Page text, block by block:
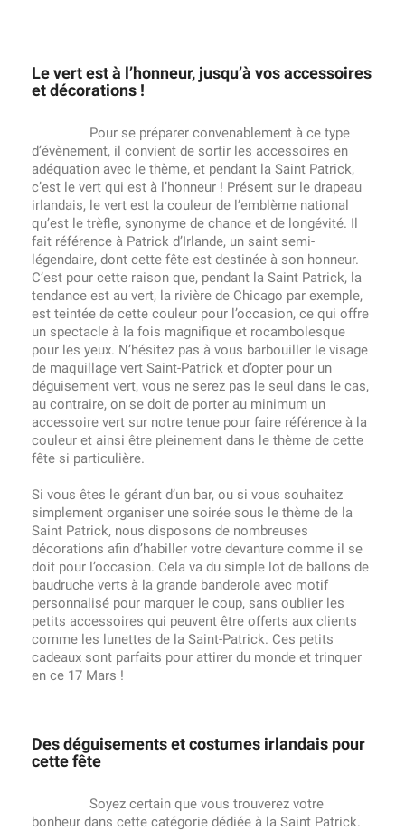
Le vert est à l’honneur, jusqu’à vos accessoires
et décorations !
Pour se préparer convenablement à ce type
d’évènement, il convient de sortir les accessoires en
adéquation avec le thème, et pendant la Saint Patrick,
c’est le vert qui est à l’honneur ! Présent sur le drapeau
irlandais, le vert est la couleur de l’emblème national
qu’est le trèfle, synonyme de chance et de longévité. Il
fait référence à Patrick d’Irlande, un saint semi-
légendaire, dont cette fête est destinée à son honneur.
C’est pour cette raison que, pendant la Saint Patrick, la
tendance est au vert, la rivière de Chicago par exemple,
est teintée de cette couleur pour l’occasion, ce qui offre
un spectacle à la fois magnifique et rocambolesque
pour les yeux. N’hésitez pas à vous barbouiller le visage
de maquillage vert Saint-Patrick et d’opter pour un
déguisement vert, vous ne serez pas le seul dans le cas,
au contraire, on se doit de porter au minimum un
accessoire vert sur notre tenue pour faire référence à la
couleur et ainsi être pleinement dans le thème de cette
fête si particulière.
Si vous êtes le gérant d’un bar, ou si vous souhaitez
simplement organiser une soirée sous le thème de la
Saint Patrick, nous disposons de nombreuses
décorations afin d’habiller votre devanture comme il se
doit pour l’occasion. Cela va du simple lot de ballons de
baudruche verts à la grande banderole avec motif
personnalisé pour marquer le coup, sans oublier les
petits accessoires qui peuvent être offerts aux clients
comme les lunettes de la Saint-Patrick. Ces petits
cadeaux sont parfaits pour attirer du monde et trinquer
en ce 17 Mars !
Des déguisements et costumes irlandais pour
cette fête
Soyez certain que vous trouverez votre
bonheur dans cette catégorie dédiée à la Saint Patrick.